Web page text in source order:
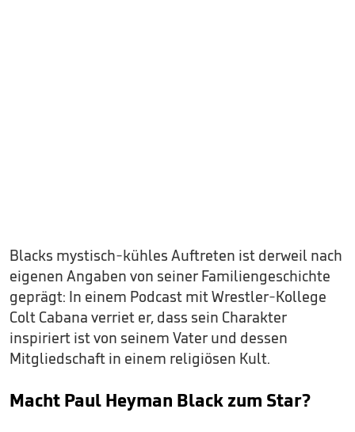
Blacks mystisch-kühles Auftreten ist derweil nach
eigenen Angaben von seiner Familiengeschichte
geprägt: In einem Podcast mit Wrestler-Kollege
Colt Cabana verriet er, dass sein Charakter
inspiriert ist von seinem Vater und dessen
Mitgliedschaft in einem religiösen Kult.
Macht Paul Heyman Black zum Star?